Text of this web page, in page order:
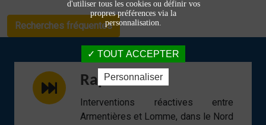
Recherches fréquentes
Rapidité
Interventions réactives entre
Armentières et Lomme, dans le Nord
d'utiliser tous les cookies ou définir vos
propres préférences via la
personnalisation.
TOUT ACCEPTER
Personnaliser